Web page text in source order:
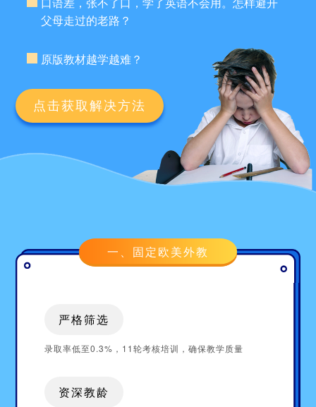
父母走过的老路？
原版教材越学越难？
点击获取解决方法
一、固定欧美外教
严格筛选
录取率低至0.3%，11轮考核培训，确保教学质量
资深教龄